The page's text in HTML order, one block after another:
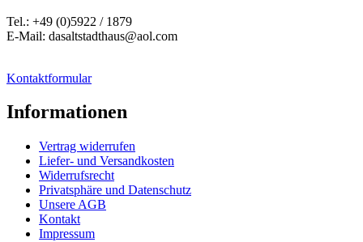
Tel.: +49 (0)5922 / 1879
E-Mail: dasaltstadthaus@aol.com
Kontaktformular
Informationen
Vertrag widerrufen
Liefer- und Versandkosten
Widerrufsrecht
Privatsphäre und Datenschutz
Unsere AGB
Kontakt
Impressum